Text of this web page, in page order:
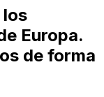
los
Europa.
de forma